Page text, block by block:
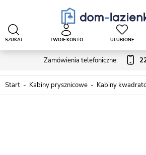
Zamówienia telefoniczne:
SZUKAJ TWOJE KONTO ULUBIONE
Start Kabiny prysznicowe Kabiny